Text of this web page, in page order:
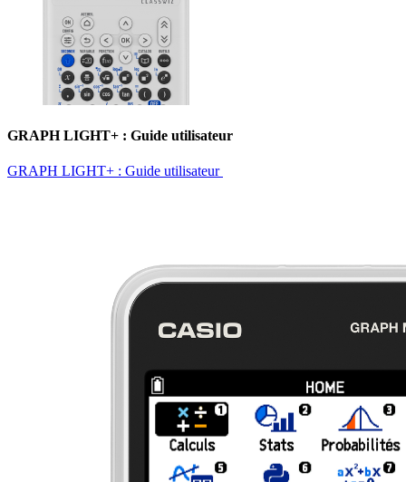
GRAPH LIGHT+ : Guide utilisateur ​
GRAPH LIGHT+ : Guide utilisateur ​